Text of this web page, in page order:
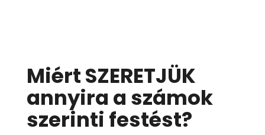
Miért SZERETJÜK
annyira a számok
szerinti festést?